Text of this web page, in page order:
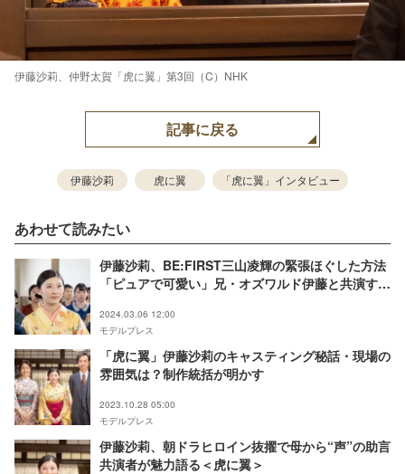
伊藤沙莉、仲野太賀「虎に翼」第3回（C）NHK
記事に戻る
伊藤沙莉 虎に翼 「虎に翼」インタビュー
あわせて読みたい
伊藤沙莉、BE:FIRST三山凌輝の緊張ほぐした方法
「ピュアで可愛い」兄・オズワルド伊藤と共演する
2024.03.06 12:00
モデルプレス
「虎に翼」伊藤沙莉のキャスティング秘話・現場の
雰囲気は？制作統括が明かす
2023.10.28 05:00
モデルプレス
伊藤沙莉、朝ドラヒロイン抜擢で母から“声”の助言
共演者が魅力語る＜虎に翼＞